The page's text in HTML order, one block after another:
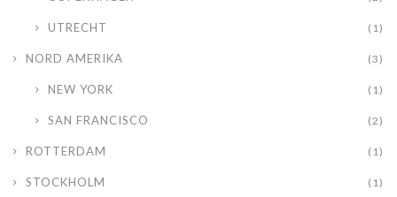
UTRECHT (1)
NORD AMERIKA (3)
NEW YORK (1)
SAN FRANCISCO (2)
ROTTERDAM (1)
STOCKHOLM (1)